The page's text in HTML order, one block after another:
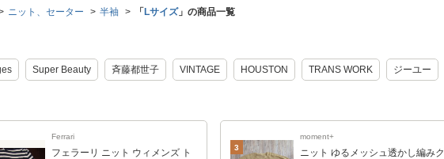
ニット、セーター 半袖 「 Lサイズ」の商品一覧
Super Beauty 斉藤都世子 VINTAGE HOUSTON TRANS WORK ジーユー
Ferrari
フェラーリ ニット ウィメンズ ト
3
moment+
ニット ゆるメッシュ透かし編みク